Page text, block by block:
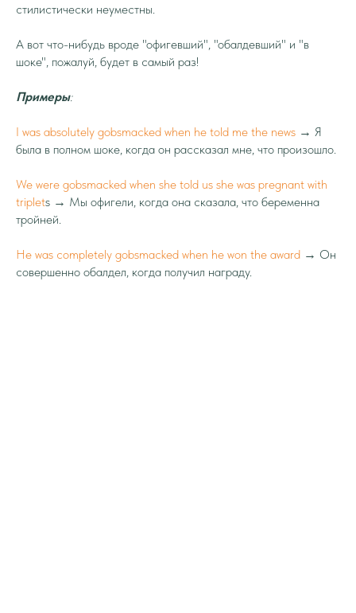
стилистически неуместны.
А вот что-нибудь вроде "офигевший", "обалдевший" и "в
шоке", пожалуй, будет в самый раз!
Примеры:
I was absolutely gobsmacked when he told me the news → Я
была в полном шоке, когда он рассказал мне, что произошло.
We were gobsmacked when she told us she was pregnant with
triplets → Мы офигели, когда она сказала, что беременна
тройней.
He was completely gobsmacked when he won the award → Он
совершенно обалдел, когда получил награду.